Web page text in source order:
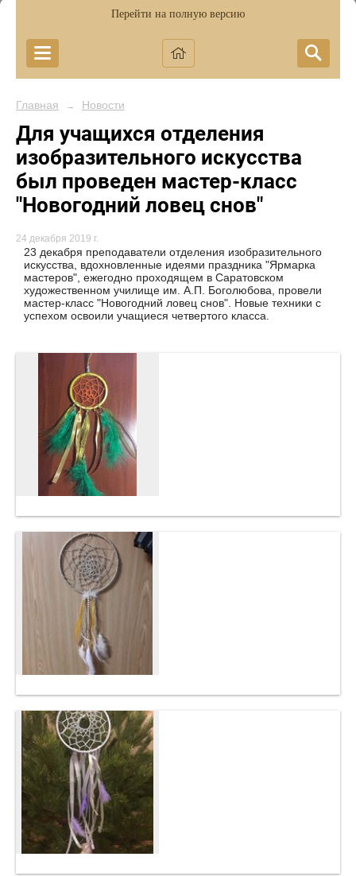
Перейти на полную версию
Главная → Новости
Для учащихся отделения
изобразительного искусства
был проведен мастер-класс
"Новогодний ловец снов"
24 декабря 2019 г.
23 декабря преподаватели отделения изобразительного
искусства, вдохновленные идеями праздника "Ярмарка
мастеров", ежегодно проходящем в Саратовском
художественном училище им. А.П. Боголюбова, провели
мастер-класс "Новогодний ловец снов". Новые техники с
успехом освоили учащиеся четвертого класса.